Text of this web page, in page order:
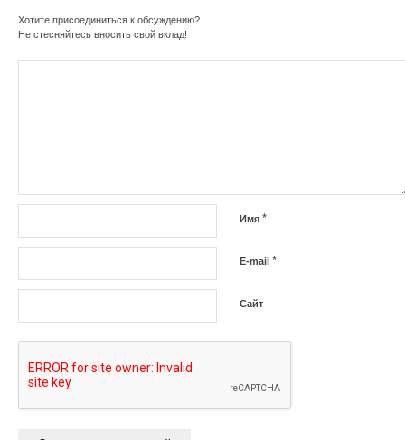
Хотите присоединиться к обсуждению?
Не стесняйтесь вносить свой вклад!
Имя *
E-mail *
Сайт